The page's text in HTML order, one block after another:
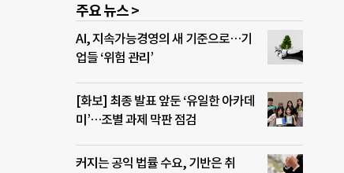
주요 뉴스 >
AI, 지속가능경영의 새 기준으로…기
업들 ‘위험 관리’
[화보] 최종 발표 앞둔 ‘유일한 아카데
미’…조별 과제 막판 점검
커지는 공익 법률 수요, 기반은 취